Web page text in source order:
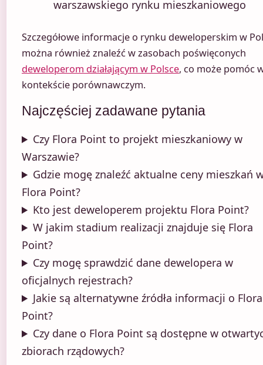
warszawskiego rynku mieszkaniowego
Szczegółowe informacje o rynku deweloperskim w
można również znaleźć w zasobach poświęconych
deweloperom działającym w Polsce, co może pomóc
kontekście porównawczym.
Najczęściej zadawane pytania
Czy Flora Point to projekt mieszkaniowy w
Warszawie?
Gdzie mogę znaleźć aktualne ceny mieszkań
Flora Point?
Kto jest deweloperem projektu Flora Point?
W jakim stadium realizacji znajduje się Flora
Point?
Czy mogę sprawdzić dane dewelopera w
oficjalnych rejestrach?
Jakie są alternatywne źródła informacji o Flora
Point?
Czy dane o Flora Point są dostępne w
zbiorach rządowych?